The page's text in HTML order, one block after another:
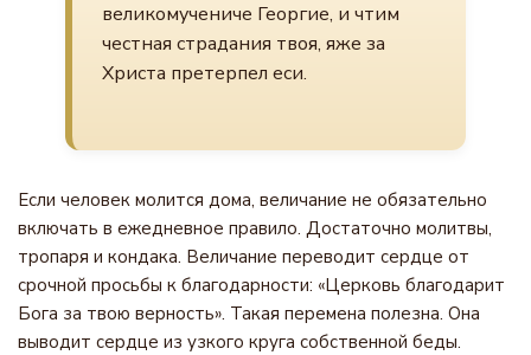
великомучениче Георгие, и чтим
честная страдания твоя, яже за
Христа претерпел еси.
Если человек молится дома, величание не обязательно
включать в ежедневное правило. Достаточно молитвы,
тропаря и кондака. Величание переводит сердце от
срочной просьбы к благодарности: «Церковь благодарит
Бога за твою верность». Такая перемена полезна. Она
выводит сердце из узкого круга собственной беды.